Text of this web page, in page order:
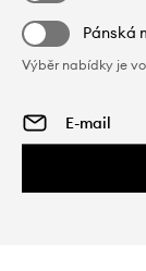
Pánská
Výběr nabídky je